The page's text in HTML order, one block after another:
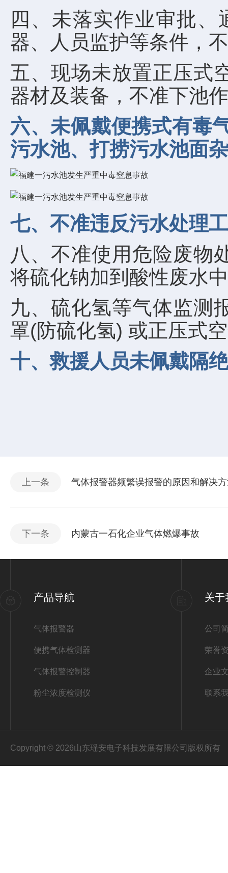
四、未落实作业审批
器、人员监护等条件，
五、现场未放置正压式
器材及装备，不准下池
六、未佩戴便携式有毒
污水池、打捞污水池面
七、不准违反污水处理
八、不准使用危险废物
将硫化钠加到酸性废水
九、硫化氢等气体监测
罩(防硫化氢) 或正压式
十、救援人员未佩戴隔
上一条 气体报警器频繁误报警的原因和解决
下一条 内蒙古一石化企业气体燃爆事故
产品导航
气体报警器
便携气体检测器
气体报警控制器
粉尘浓度检测仪
关于
公司
荣誉
企业
联系
Copyright © 2026山东瑶安电子科技发展有限公司版权所有